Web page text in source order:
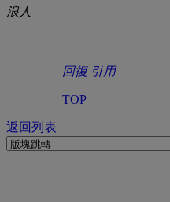
浪人
回復 引用
TOP
返回列表